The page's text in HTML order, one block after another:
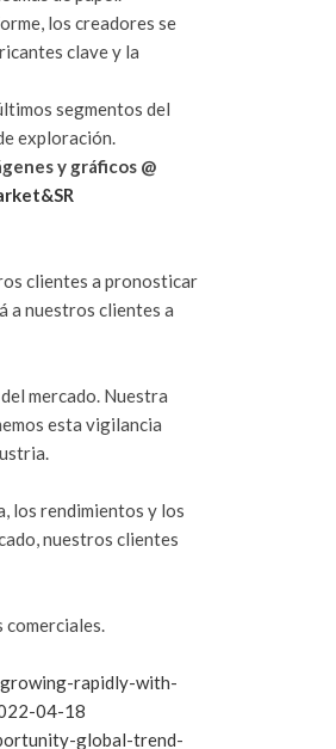
los creadores se
clave y la
segmentos del
exploración.
y gráficos @
clientes a pronosticar
a nuestros clientes a
mercado. Nuestra
esta vigilancia
los rendimientos y los
nuestros clientes
rapidly-with-
04-18
global-trend-